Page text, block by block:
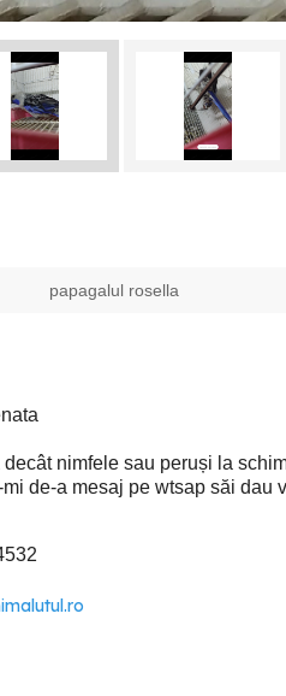
papagalul rosella
nimfele sau peruși la
de-a mesaj pe wtsap săi dau